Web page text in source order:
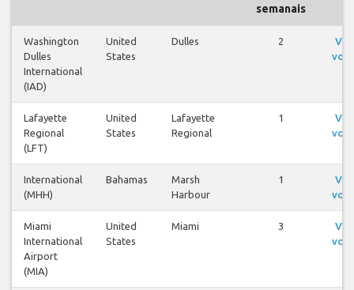
semanais
Washington
Dulles
International
(IAD)
United
States
Dulles 2
Ver
voos
Lafayette
Regional
(LFT)
United
States
Lafayette
Regional
1
Ver
voos
International
(MHH)
Bahamas
Marsh
Harbour
1
Ver
voos
Miami
International
Airport
(MIA)
United
States
Miami 3
Ver
voos